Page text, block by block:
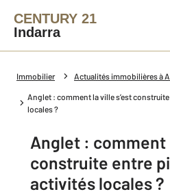
CENTURY 21
Indarra
Immobilier Actualités immobilières à
Anglet : comment la ville s’est
locales ?
Anglet : comment
construite entre
activités locales ?